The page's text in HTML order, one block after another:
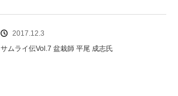
2017.12.3
サムライ伝Vol.7 盆栽師 平尾 成志氏